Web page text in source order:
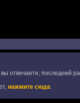
отвечаете, последний
нажмите сюда.